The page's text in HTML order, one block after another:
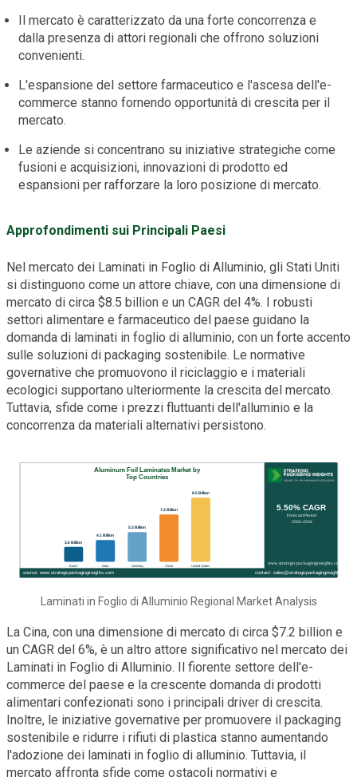
Il mercato è caratterizzato da una forte concorrenza e
dalla presenza di attori regionali che offrono soluzioni
convenienti.
L'espansione del settore farmaceutico e l'ascesa dell'e-
commerce stanno fornendo opportunità di crescita per il
mercato.
Le aziende si concentrano su iniziative strategiche come
fusioni e acquisizioni, innovazioni di prodotto ed
espansioni per rafforzare la loro posizione di mercato.
Approfondimenti sui Principali Paesi
Nel mercato dei Laminati in Foglio di Alluminio, gli Stati Uniti
si distinguono come un attore chiave, con una dimensione di
mercato di circa $8.5 billion e un CAGR del 4%. I robusti
settori alimentare e farmaceutico del paese guidano la
domanda di laminati in foglio di alluminio, con un forte accento
sulle soluzioni di packaging sostenibile. Le normative
governative che promuovono il riciclaggio e i materiali
ecologici supportano ulteriormente la crescita del mercato.
Tuttavia, sfide come i prezzi fluttuanti dell'alluminio e la
concorrenza da materiali alternativi persistono.
Laminati in Foglio di Alluminio Regional Market Analysis
La Cina, con una dimensione di mercato di circa $7.2 billion e
un CAGR del 6%, è un altro attore significativo nel mercato dei
Laminati in Foglio di Alluminio. Il fiorente settore dell'e-
commerce del paese e la crescente domanda di prodotti
alimentari confezionati sono i principali driver di crescita.
Inoltre, le iniziative governative per promuovere il packaging
sostenibile e ridurre i rifiuti di plastica stanno aumentando
l'adozione dei laminati in foglio di alluminio. Tuttavia, il
mercato affronta sfide come ostacoli normativi e